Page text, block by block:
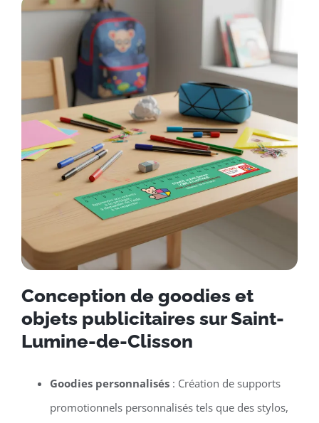
Conception de goodies et
objets publicitaires sur Saint-
Lumine-de-Clisson
Goodies personnalisés: Création de supports
promotionnels personnalisés tels que des stylos,